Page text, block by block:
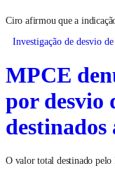
Ciro afirmou que a
Investigação de desvio
MPCE
por desvio
O valor total destinado pelo